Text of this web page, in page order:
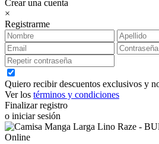
Crear una cuenta
×
Registrarme
Quiero recibir descuentos exclusivos y
Ver los términos y condiciones
Finalizar registro
o iniciar sesión